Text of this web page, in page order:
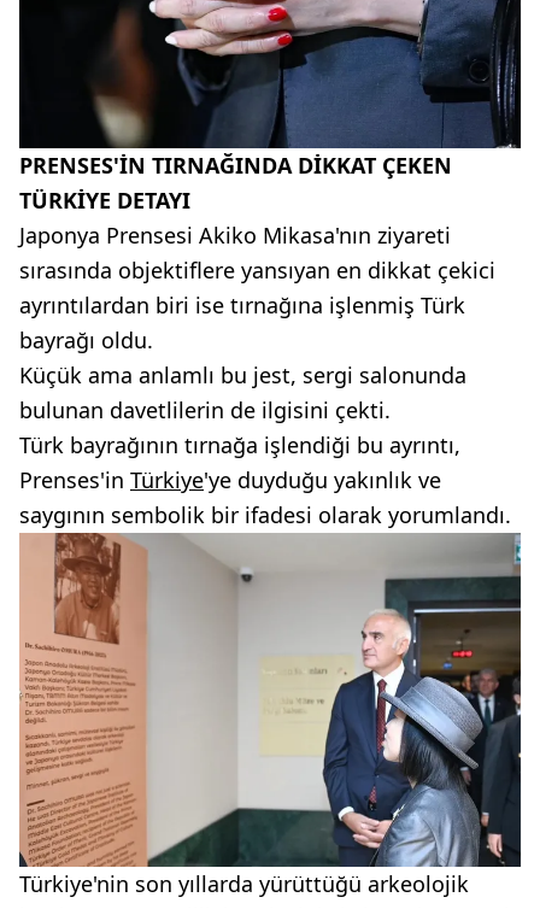
PRENSES'İN TIRNAĞINDA DİKKAT ÇEKEN
TÜRKİYE DETAYI
Japonya Prensesi Akiko Mikasa'nın ziyareti
sırasında objektiflere yansıyan en dikkat çekici
ayrıntılardan biri ise tırnağına işlenmiş Türk
bayrağı oldu.
Küçük ama anlamlı bu jest, sergi salonunda
bulunan davetlilerin de ilgisini çekti.
Türk bayrağının tırnağa işlendiği bu ayrıntı,
Prenses'in Türkiye'ye duyduğu yakınlık ve
saygının sembolik bir ifadesi olarak yorumlandı.
Türkiye'nin son yıllarda yürüttüğü arkeolojik